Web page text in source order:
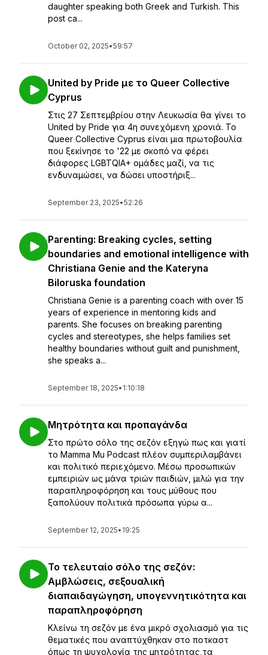
daughter speaking both Greek and Turkish. This
post ca...
October 02, 2025•59:57
United by Pride με το Queer Collective
Cyprus
Στις 27 Σεπτεμβρίου στην Λευκωσία θα γίνει το
United by Pride για 4η συνεχόμενη χρονιά. Το
Queer Collective Cyprus είναι μια πρωτοβουλία
που ξεκίνησε το '22 με σκοπό να φέρει
διάφορες LGBTQIA+ ομάδες μαζί, να τις
ενδυναμώσει, να δώσει υποστήριξ...
September 23, 2025•52:26
Parenting: Breaking cycles, setting
boundaries and emotional intelligence with
Christiana Genie and the Kateryna
Biloruska foundation
Christiana Genie is a parenting coach with over 15
years of experience in mentoring kids and
parents. She focuses on breaking parenting
cycles and stereotypes, she helps families set
healthy boundaries without guilt and punishment,
she speaks a...
September 18, 2025• 1:10:18
Μητρότητα και προπαγάνδα
Στο πρώτο σόλο της σεζόν εξηγώ πως και γιατί
το Mamma Mu Podcast πλέον συμπεριλαμβάνει
και πολιτικό περιεχόμενο. Μέσω προσωπικών
εμπειριών ως μάνα τριών παιδιών, μιλώ για την
παραπληροφόρηση και τους μύθους που
ξαπολύουν πολιτικά πρόσωπα γύρω α...
September 12, 2025• 19:25
Το τελευταίο σόλο της σεζόν:
Αμβλώσεις, σεξουαλική
διαπαιδαγώγηση, υπογεννητικότητα και
παραπληροφόρηση
Κλείνω τη σεζόν με ένα μικρό σχολιασμό για τις
θεματικές που αναπτύχθηκαν στο ποτκαστ
όπως τη ψυχολογία της μητρότητας,τα